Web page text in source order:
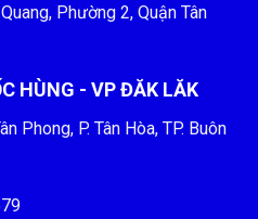
Phường 2, Quận Tân
HÙNG - VP ĐĂK LĂK
Phong, P. Tân Hòa, TP. Buôn